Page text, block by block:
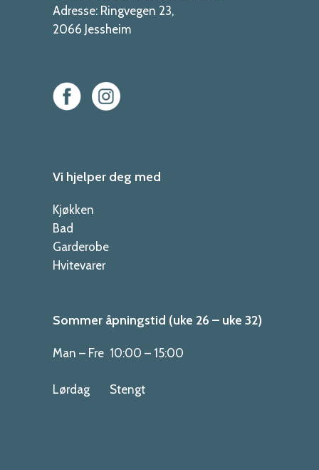
Adresse: Ringvegen 23,
2066 Jessheim
Vi hjelper deg med
Kjøkken
Bad
Garderobe
Hvitevarer
Sommer åpningstid (uke 26 – uke 32)
Man – Fre 10:00 – 15:00
Lørdag Stengt